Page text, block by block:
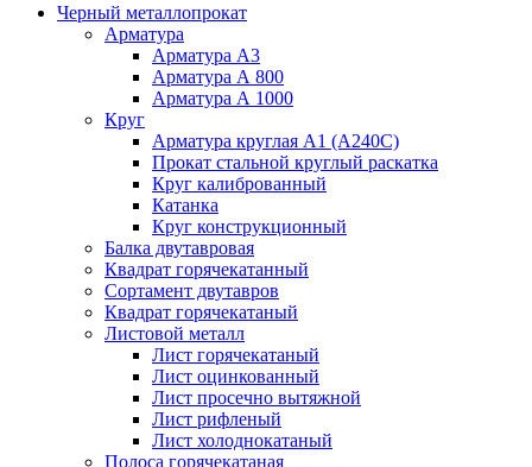
Черный металлопрокат
Арматура
Арматура А3
Арматура А 800
Арматура А 1000
Круг
Арматура круглая А1 (А240C)
Прокат стальной круглый раскатка
Круг калиброванный
Катанка
Круг конструкционный
Балка двутавровая
Квадрат горячекатанный
Сортамент двутавров
Квадрат горячекатаный
Листовой металл
Лист горячекатаный
Лист оцинкованный
Лист просечно вытяжной
Лист рифленый
Лист холоднокатаный
Полоса горячекатаная